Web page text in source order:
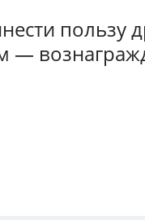
пользу
—